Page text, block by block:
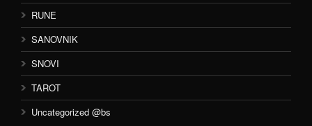
RUNE
SANOVNIK
SNOVI
TAROT
Uncategorized @bs